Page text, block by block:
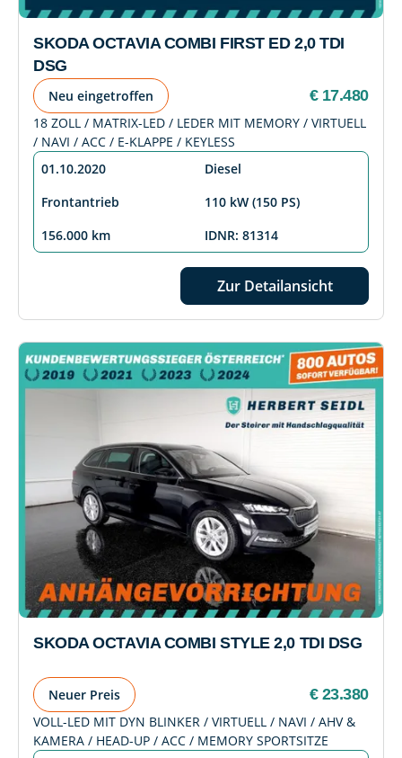
SKODA OCTAVIA COMBI FIRST ED 2,0 TDI
DSG
Neu eingetroffen € 17.480
18 ZOLL / MATRIX-LED / LEDER MIT MEMORY / VIRTUELL
/ NAVI / ACC / E-KLAPPE / KEYLESS
01.10.2020
Diesel
Frontantrieb
110 kW (150 PS)
156.000 km
IDNR: 81314
Zur Detailansicht
SKODA OCTAVIA COMBI STYLE 2,0 TDI DSG
Neuer Preis € 23.380
VOLL-LED MIT DYN BLINKER / VIRTUELL / NAVI / AHV &
KAMERA / HEAD-UP / ACC / MEMORY SPORTSITZE